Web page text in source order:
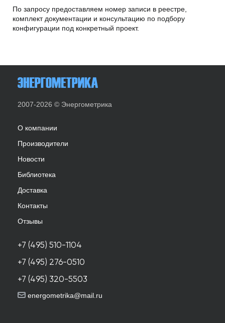
По запросу предоставляем номер записи в реестре,
комплект документации и консультацию по подбору
конфигурации под конкретный проект.
2007-2026 © Энергометрика
О компании
Производители
Новости
Библиотека
Доставка
Контакты
Отзывы
+7 (495) 510-1104
+7 (495) 276-0510
+7 (495) 320-5503
energometrika@mail.ru